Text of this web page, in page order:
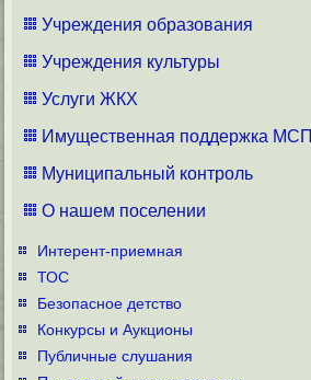
Учреждения образования
Учреждения культуры
Услуги ЖКХ
Имущественная поддержка МСП
Муниципальный контроль
О нашем поселении
Интерент-приемная
ТОС
Безопасное детство
Конкурсы и Аукционы
Публичные слушания